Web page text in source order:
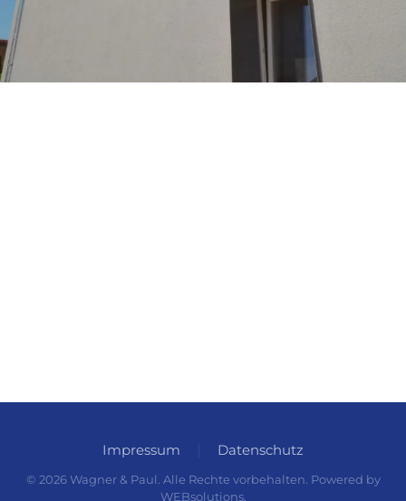
Impressum Datenschutz
© 2026Wagner & Paul. Alle Rechte vorbehalten. Powered by
WEBsolutions.